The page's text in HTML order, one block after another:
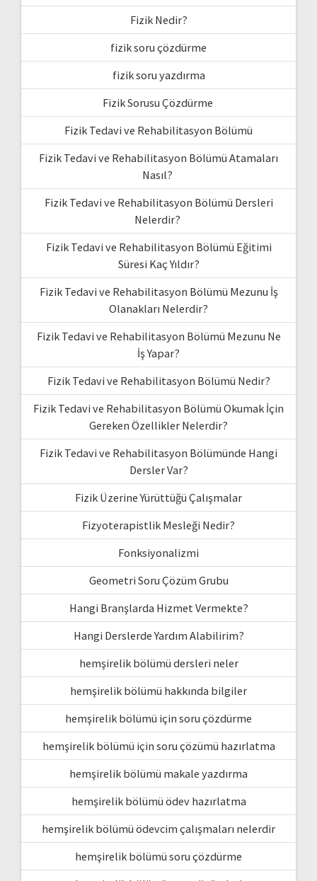
Fizik Nedir?
fizik soru çözdürme
fizik soru yazdırma
Fizik Sorusu Çözdürme
Fizik Tedavi ve Rehabilitasyon Bölümü
Fizik Tedavi ve Rehabilitasyon Bölümü Atamaları
Nasıl?
Fizik Tedavi ve Rehabilitasyon Bölümü Dersleri
Nelerdir?
Fizik Tedavi ve Rehabilitasyon Bölümü Eğitimi
Süresi Kaç Yıldır?
Fizik Tedavi ve Rehabilitasyon Bölümü Mezunu İş
Olanakları Nelerdir?
Fizik Tedavi ve Rehabilitasyon Bölümü Mezunu Ne
İş Yapar?
Fizik Tedavi ve Rehabilitasyon Bölümü Nedir?
Fizik Tedavi ve Rehabilitasyon Bölümü Okumak İçin
Gereken Özellikler Nelerdir?
Fizik Tedavi ve Rehabilitasyon Bölümünde Hangi
Dersler Var?
Fizik Üzerine Yürüttüğü Çalışmalar
Fizyoterapistlik Mesleği Nedir?
Fonksiyonalizmi
Geometri Soru Çözüm Grubu
Hangi Branşlarda Hizmet Vermekte?
Hangi Derslerde Yardım Alabilirim?
hemşirelik bölümü dersleri neler
hemşirelik bölümü hakkında bilgiler
hemşirelik bölümü için soru çözdürme
hemşirelik bölümü için soru çözümü hazırlatma
hemşirelik bölümü makale yazdırma
hemşirelik bölümü ödev hazırlatma
hemşirelik bölümü ödevcim çalışmaları nelerdir
hemşirelik bölümü soru çözdürme